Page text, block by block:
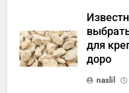
для
доро
naslil